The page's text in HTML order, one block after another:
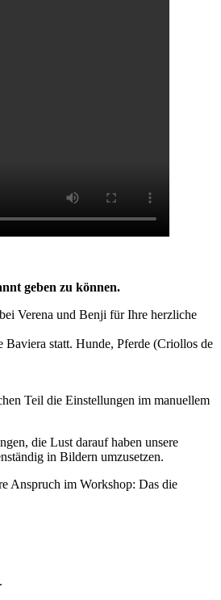
geben zu können.
Verena und Benji für Ihre herzliche
statt. Hunde, Pferde (Criollos de
Teil die Einstellungen im manuellem
die Lust darauf haben unsere
in Bildern umzusetzen.
Anspruch im Workshop: Das die